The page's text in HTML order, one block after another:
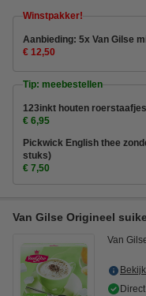
Winstpakker!
Aanbieding: 5x Van Gilse
€ 12,50
Tip: meebestellen
123inkt houten
€ 6,95
Pickwick English thee
stuks)
€ 7,50
Van Gilse Origineel
Van